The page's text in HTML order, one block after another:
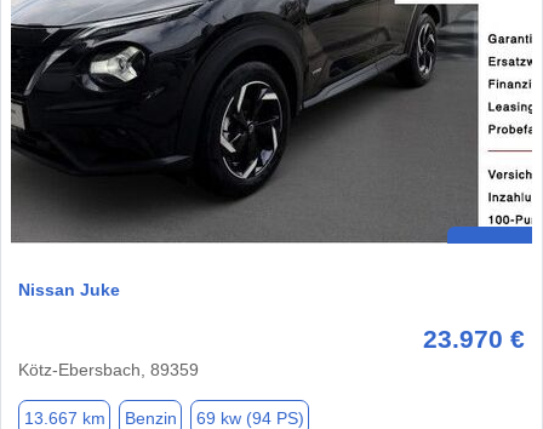
Nissan Juke
23.970 €
Kötz-Ebersbach, 89359
13.667 km Benzin 69 kw (94 PS)